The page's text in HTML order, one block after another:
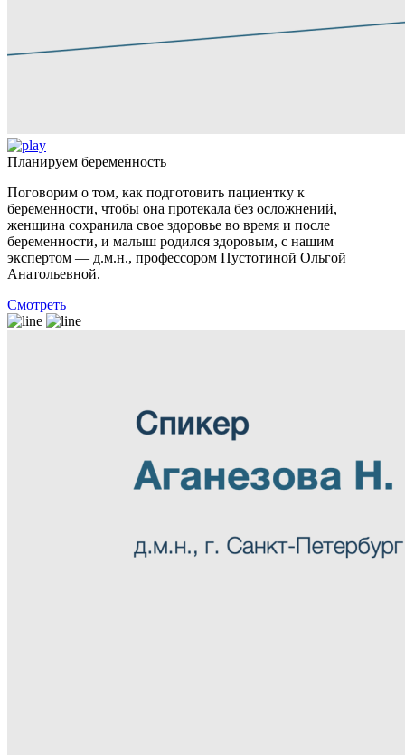
Планируем беременность
Поговорим о том, как подготовить пациентку к
беременности, чтобы она протекала без осложнений,
женщина сохранила свое здоровье во время и после
беременности, и малыш родился здоровым, с нашим
экспертом — д.м.н., профессором Пустотиной Ольгой
Анатольевной.
Смотреть